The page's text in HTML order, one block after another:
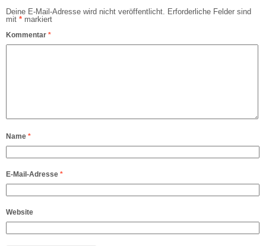
Deine E-Mail-Adresse wird nicht veröffentlicht.
Erforderliche Felder sind
mit * markiert
Kommentar *
Name *
E-Mail-Adresse *
Website